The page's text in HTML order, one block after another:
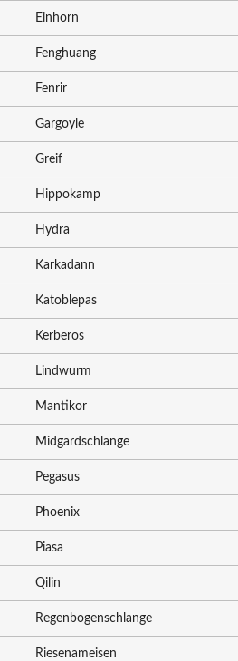
Einhorn
Fenghuang
Fenrir
Gargoyle
Greif
Hippokamp
Hydra
Karkadann
Katoblepas
Kerberos
Lindwurm
Mantikor
Midgardschlange
Pegasus
Phoenix
Piasa
Qilin
Regenbogenschlange
Riesenameisen